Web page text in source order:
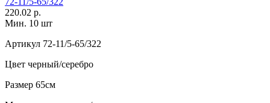
220.02 р.
Мин. 10 шт
Артикул 72-11/5-65/322
Цвет черный/серебро
Размер 65см